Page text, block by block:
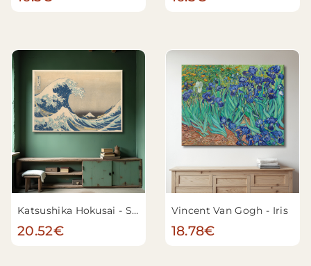
Katsushika Hokusai - Sous la vague au large de Kanagawa (Kanagawa oki nami ura), également connue sous le nom de La Grande Vague, de la série Trente-six vues du mont Fuji (Fugaku sanjūrokkei)
20.52€
Vincent Van Gogh - Iris
18.78€